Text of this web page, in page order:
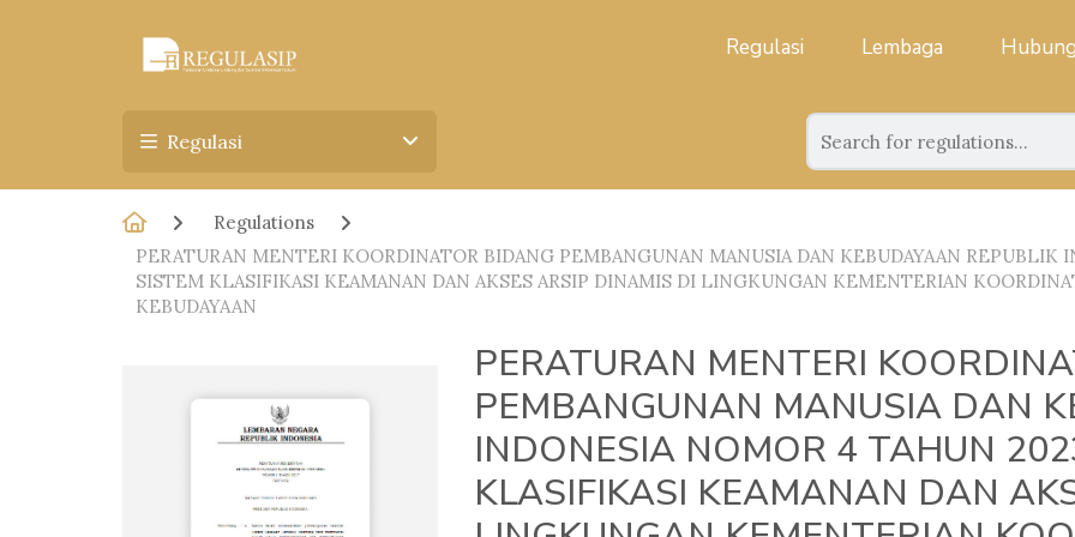
Regulasi Lembaga
Regulasi
Regulations
PERATURAN MENTERI KOORDINATOR BIDANG PEMBANGUNAN MANUSIA DAN KEBUDAYAAN
SISTEM KLASIFIKASI KEAMANAN DAN AKSES ARSIP DINAMIS DI LINGKUNGAN KEMENTERIAN
KEBUDAYAAN
PERATURAN MENTERI
PEMBANGUNAN MANUSIA DAN
INDONESIA NOMOR 4 TAHUN
KLASIFIKASI KEAMANAN DAN